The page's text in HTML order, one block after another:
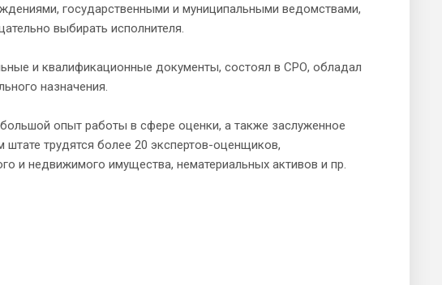
государственными и муниципальными ведомствами,
выбирать исполнителя.
и квалификационные документы, состоял в СРО, обладал
назначения.
опыт работы в сфере оценки, а также заслуженное
трудятся более 20 экспертов-оценщиков,
и недвижимого имущества, нематериальных активов и пр.